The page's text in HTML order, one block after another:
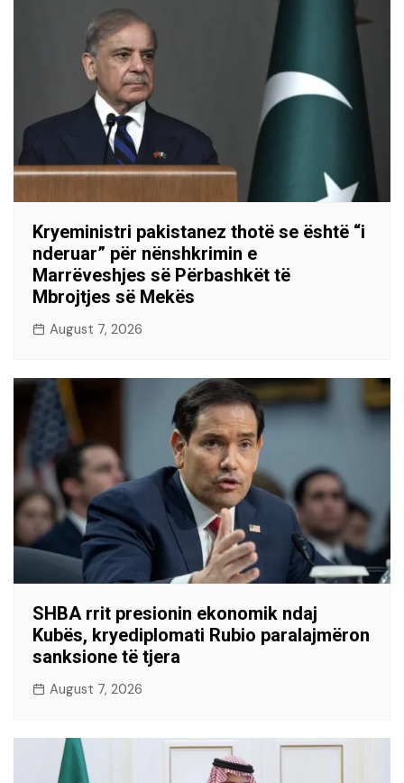
Kryeministri pakistanez thotë se është “i
nderuar” për nënshkrimin e
Marrëveshjes së Përbashkët të
Mbrojtjes së Mekës
August 7, 2026
SHBA rrit presionin ekonomik ndaj
Kubës, kryediplomati Rubio paralajmëron
sanksione të tjera
August 7, 2026